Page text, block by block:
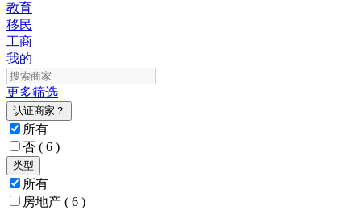
教育
移民
工商
我的
更多筛选
认证商家？
所有
否 ( 6 )
类型
所有
房地产 ( 6 )